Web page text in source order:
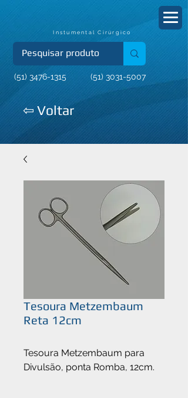
(51) 3031-5007
(51) 3476-1315
Instumental Cirúrgico
⇦ Voltar
Tesoura Metzembaum
Reta 12cm
Tesoura Metzembaum para
Divulsão, ponta Romba, 12cm.